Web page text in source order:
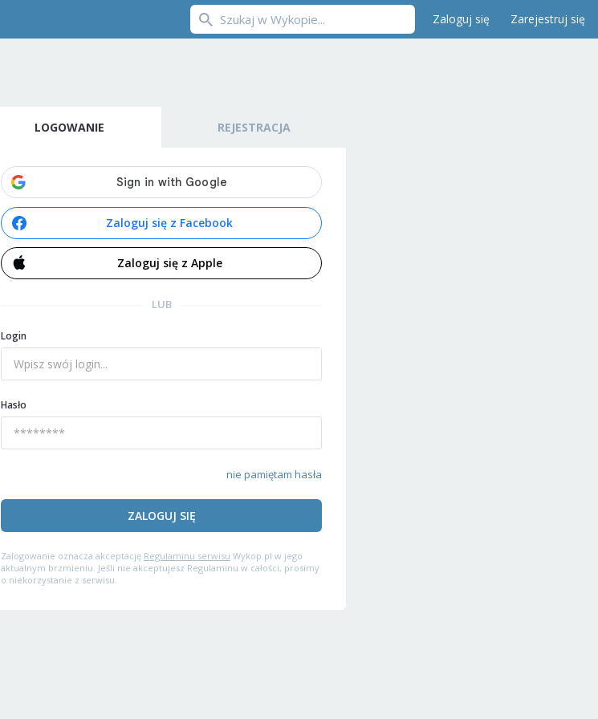
Zaloguj się Zarejestruj się
LOGOWANIE REJESTRACJA
Zaloguj się z Facebook
Zaloguj się z Apple
LUB
Login
Hasło
nie pamiętam hasła
ZALOGUJ SIĘ
Zalogowanie oznacza akceptację Regulaminu serwisu Wykop.pl w jego
aktualnym brzmieniu. Jeśli nie akceptujesz Regulaminu w całości, prosimy
o niekorzystanie z serwisu.